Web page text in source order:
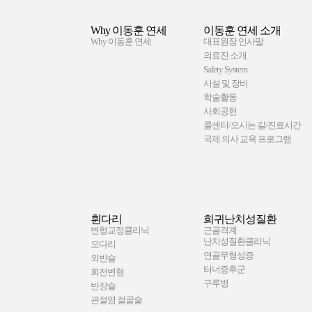
Why 이동훈 연세
Why 이동훈 연세
이동훈 연세 소개
대표원장 인사말
의료진 소개
Safety System
시설 및 장비
학술활동
사회공헌
콜센터/오시는 길/진료시간
국제 의사 교육 프로그램
휜다리
변형교정클리닉
오다리
외반슬
회전변형
반장슬
관절염 절골술
희귀난치성질환
근골격계
난치성질환클리닉
연골무형성증
터너증후군
구루병